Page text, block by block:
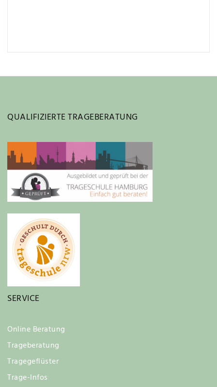
QUALIFIZIERTE TRAGEBERATUNG
SERVICE
Online Beratung
Trageberatung
Tragegeflüster
Trage-Infos